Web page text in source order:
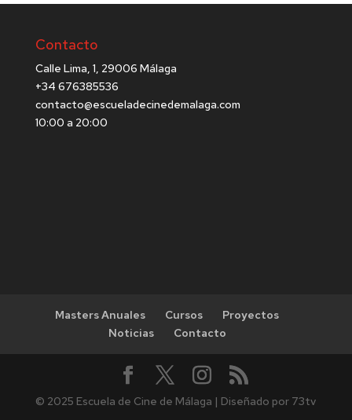
Contacto
Calle Lima, 1, 29006 Málaga
+34 676385536
contacto@escueladecinedemalaga.com
10:00 a 20:00
Masters Anuales Cursos
Proyectos
Noticias
Contacto
© 2025 Escuela de Cine de Málaga | Diseñado por 73tv